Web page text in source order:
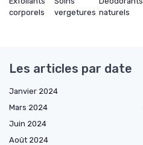
corporels
vergetures naturels
Les articles par date
Janvier 2024
Mars 2024
Juin 2024
Août 2024